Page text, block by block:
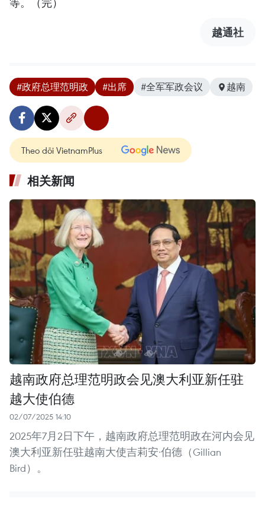
越通社
#政府总理范明政 #出席 #全军军政会议 越南
Theo dõi VietnamPlus
相关新闻
越南政府总理范明政会见澳大利亚新任驻
越大使伯德
02/07/2025 14:10
2025年7月2日下午，越南政府总理范明政在河内会见
澳大利亚新任驻越南大使吉莉安·伯德（Gillian
Bird）。